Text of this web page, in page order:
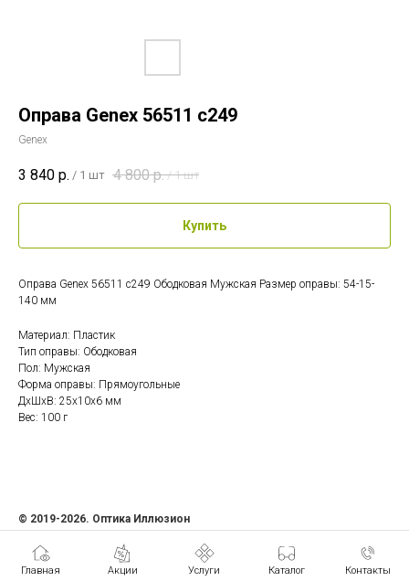
Главная Акции Услуги Каталог Контакты
Оправа Genex 56511 c249
Genex
3 840 р. / 1 шт 4 800 р. / 1 шт
Купить
Оправа Genex 56511 c249 Ободковая Мужская Размер оправы: 54-15-
140 мм
Материал: Пластик
Тип оправы: Ободковая
Пол: Мужская
Форма оправы: Прямоугольные
ДxШxВ: 25x10x6 мм
Вес: 100 г
© 2019-2026. Оптика Иллюзион
ИНН 471207408481